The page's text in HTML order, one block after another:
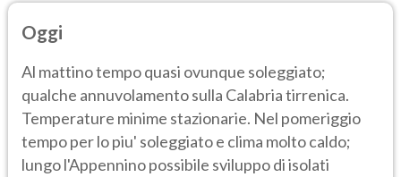
Oggi
Al mattino tempo quasi ovunque soleggiato;
qualche annuvolamento sulla Calabria tirrenica.
Temperature minime stazionarie. Nel pomeriggio
tempo per lo piu' soleggiato e clima molto caldo;
lungo l'Appennino possibile sviluppo di isolati